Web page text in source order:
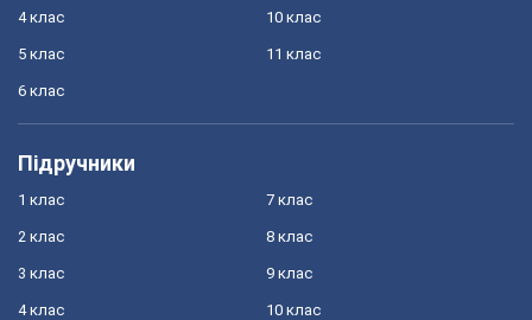
4 клас
5 клас
6 клас
10 клас
11 клас
Підручники
1 клас
2 клас
3 клас
4 клас
7 клас
8 клас
9 клас
10 клас